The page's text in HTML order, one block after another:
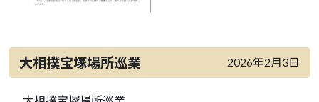
大相撲宝塚場所巡業 2026年2月3日